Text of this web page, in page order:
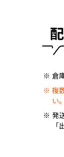
倉
複
い。
発